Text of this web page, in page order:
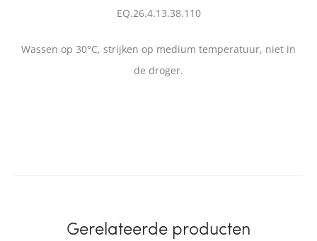
EQ.26.4.13.38.110
Wassen op 30°C, strijken op medium temperatuur, niet in
de droger.
Gerelateerde producten